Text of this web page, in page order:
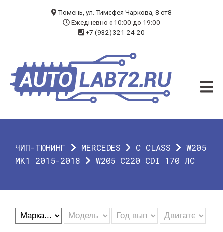
ЧИП-ТЮНИНГ
ДИАГНОСТИКА
О КОМПАНИИ
ГАРАНТИЯ
Тюмень, ул. Тимофея Чаркова, 8 ст8
Ежедневно с 10:00 до 19:00
+7 (932) 321-24-20
ЧИП-ТЮНИНГ MERCEDES C CLASS
W205
MK1 2015-2018
W205 C220 CDI 170 ЛС